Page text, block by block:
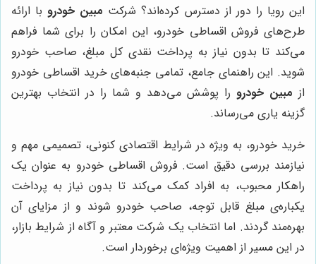
این رویا را دور از دسترس کرده‌اند؟ شرکت مبین خودروبا ارائه
طرح‌های فروش اقساطی خودرو، این امکان را برای شما فراهم
می‌کند تا بدون نیاز به پرداخت نقدی کل مبلغ، صاحب خودرو
شوید. این راهنمای جامع، تمامی جنبه‌های خرید اقساطی خودرو
از مبین خودرو را پوشش می‌دهد و شما را در انتخاب بهترین
گزینه یاری می‌رساند.
خرید خودرو، به ویژه در شرایط اقتصادی کنونی، تصمیمی مهم و
نیازمند بررسی دقیق است. فروش اقساطی خودرو به عنوان یک
راهکار محبوب، به افراد کمک می‌کند تا بدون نیاز به پرداخت
یکباره‌ی مبلغ قابل توجه، صاحب خودرو شوند و از مزایای آن
بهره‌مند گردند. اما انتخاب یک شرکت معتبر و آگاه از شرایط بازار،
در این مسیر از اهمیت ویژه‌ای برخوردار است.